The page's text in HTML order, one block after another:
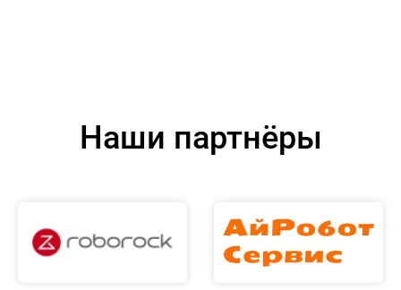
Наши партнёры